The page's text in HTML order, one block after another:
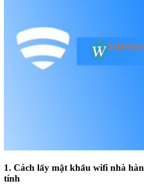
1. Cách lấy mật khẩu wifi nhà
tính